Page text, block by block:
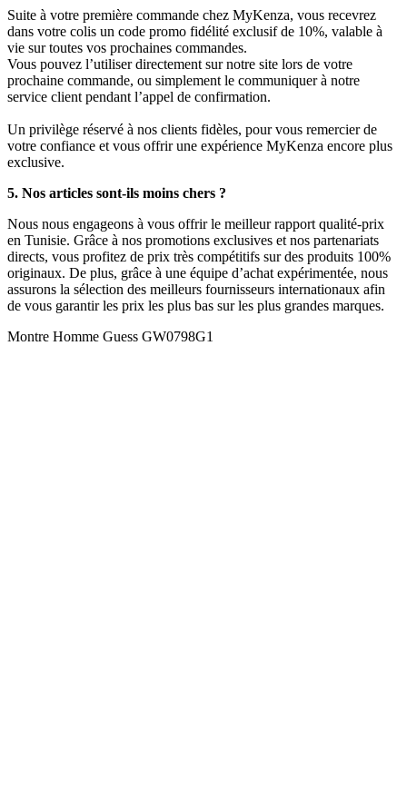
Suite à votre première commande chez MyKenza, vous recevrez
dans votre colis un code promo fidélité exclusif de 10%, valable à
vie sur toutes vos prochaines commandes.
Vous pouvez l’utiliser directement sur notre site lors de votre
prochaine commande, ou simplement le communiquer à notre
service client pendant l’appel de confirmation.
Un privilège réservé à nos clients fidèles, pour vous remercier de
votre confiance et vous offrir une expérience MyKenza encore plus
exclusive.
5. Nos articles sont-ils moins chers ?
Nous nous engageons à vous offrir le meilleur rapport qualité-prix
en Tunisie. Grâce à nos promotions exclusives et nos partenariats
directs, vous profitez de prix très compétitifs sur des produits 100%
originaux. De plus, grâce à une équipe d’achat expérimentée, nous
assurons la sélection des meilleurs fournisseurs internationaux afin
de vous garantir les prix les plus bas sur les plus grandes marques.
Montre Homme Guess GW0798G1